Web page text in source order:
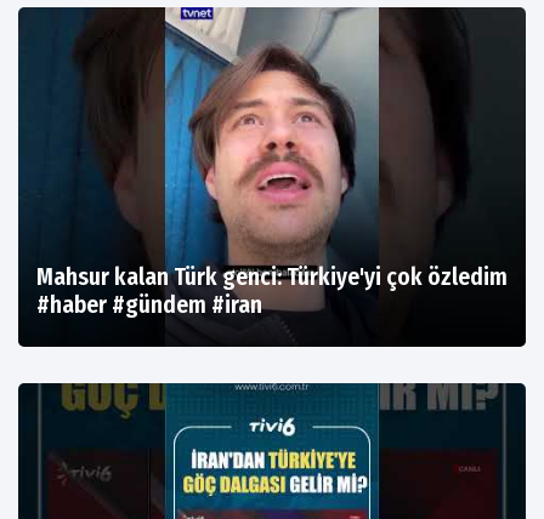
Mahsur kalan Türk genci: Türkiye'yi çok özledim
#haber #gündem #iran